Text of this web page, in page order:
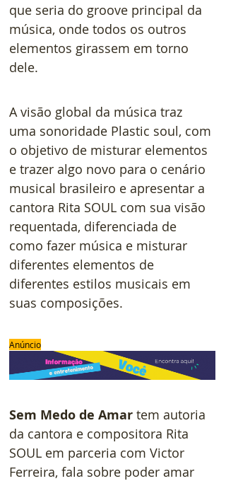
que seria do groove principal da
música, onde todos os outros
elementos girassem em torno
dele.
A visão global da música traz
uma sonoridade Plastic soul, com
o objetivo de misturar elementos
e trazer algo novo para o cenário
musical brasileiro e apresentar a
cantora Rita SOUL com sua visão
requentada, diferenciada de
como fazer música e misturar
diferentes elementos de
diferentes estilos musicais em
suas composições.
Anúncio
Sem Medo de Amar tem autoria
da cantora e compositora Rita
SOUL em parceria com Victor
Ferreira, fala sobre poder amar